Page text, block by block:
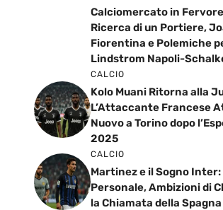
Calciomercato in
Ricerca di un Portiere,
Fiorentina e Polemiche
Lindstrom Napoli-
CALCIO
Kolo Muani Ritorna alla
L’Attaccante Francese
Nuovo a Torino dopo
2025
CALCIO
Martinez e il Sogno Inter:
Personale, Ambizioni di
la Chiamata della Spagna